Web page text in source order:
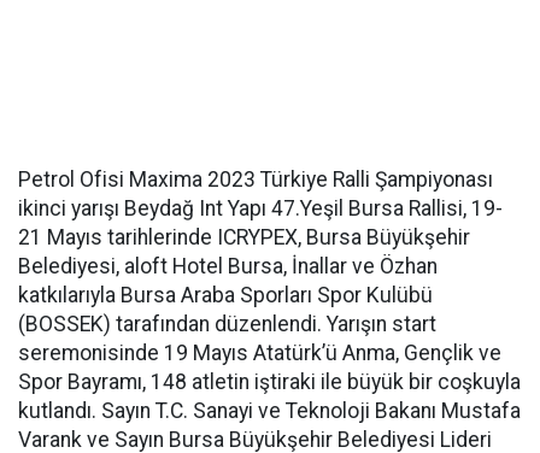
Petrol Ofisi Maxima 2023 Türkiye Ralli Şampiyonası
ikinci yarışı Beydağ Int Yapı 47.Yeşil Bursa Rallisi, 19-
21 Mayıs tarihlerinde ICRYPEX, Bursa Büyükşehir
Belediyesi, aloft Hotel Bursa, İnallar ve Özhan
katkılarıyla Bursa Araba Sporları Spor Kulübü
(BOSSEK) tarafından düzenlendi. Yarışın start
seremonisinde 19 Mayıs Atatürk’ü Anma, Gençlik ve
Spor Bayramı, 148 atletin iştiraki ile büyük bir coşkuyla
kutlandı. Sayın T.C. Sanayi ve Teknoloji Bakanı Mustafa
Varank ve Sayın Bursa Büyükşehir Belediyesi Lideri